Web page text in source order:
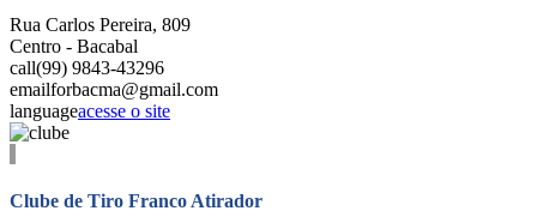
Rua Carlos Pereira, 809
Centro - Bacabal
call(99) 9843-43296
emailforbacma@gmail.com
languageacesse o site
Clube de Tiro Franco Atirador